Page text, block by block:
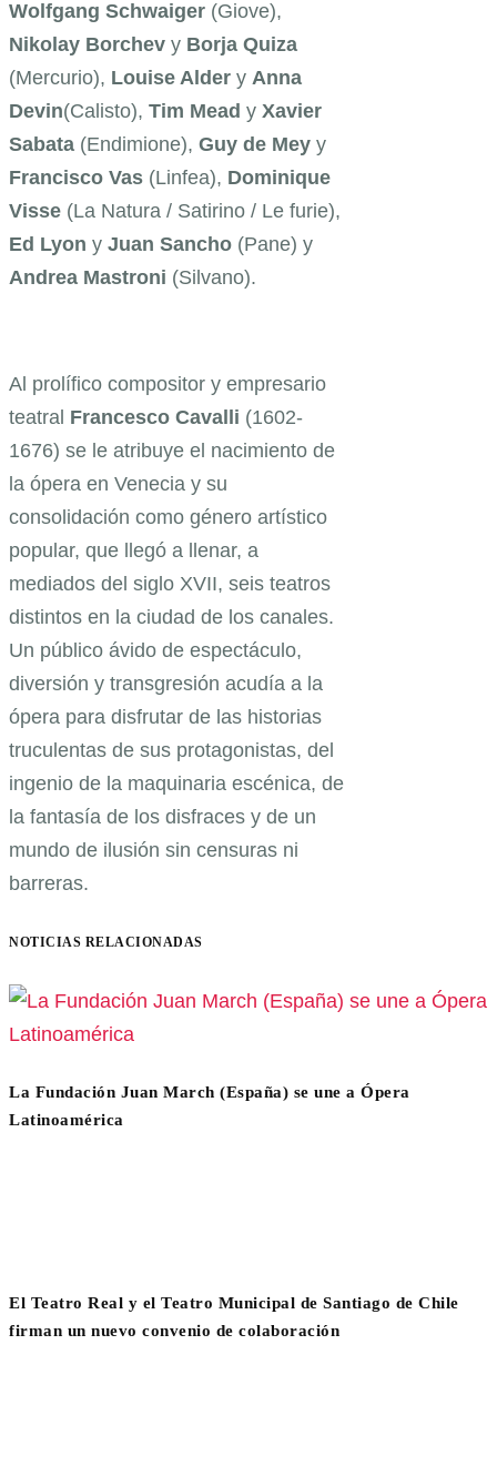
Wolfgang Schwaiger (Giove),
Nikolay Borchev y Borja Quiza
(Mercurio), Louise Alder y Anna
Devin(Calisto), Tim Mead y Xavier
Sabata (Endimione), Guy de Mey y
Francisco Vas (Linfea), Dominique
Visse (La Natura / Satirino / Le furie),
Ed Lyon y Juan Sancho (Pane) y
Andrea Mastroni (Silvano).
Al prolífico compositor y empresario
teatral Francesco Cavalli (1602-
1676) se le atribuye el nacimiento de
la ópera en Venecia y su
consolidación como género artístico
popular, que llegó a llenar, a
mediados del siglo XVII, seis teatros
distintos en la ciudad de los canales.
Un público ávido de espectáculo,
diversión y transgresión acudía a la
ópera para disfrutar de las historias
truculentas de sus protagonistas, del
ingenio de la maquinaria escénica, de
la fantasía de los disfraces y de un
mundo de ilusión sin censuras ni
barreras.
NOTICIAS RELACIONADAS
La Fundación Juan March (España) se une a Ópera
Latinoamérica
El Teatro Real y el Teatro Municipal de Santiago de Chile
firman un nuevo convenio de colaboración